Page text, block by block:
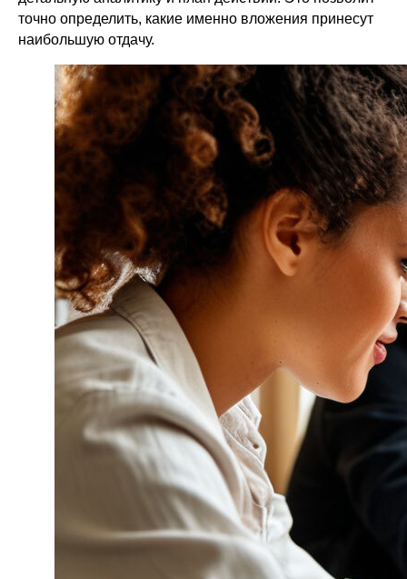
точно определить, какие именно вложения принесут
наибольшую отдачу.